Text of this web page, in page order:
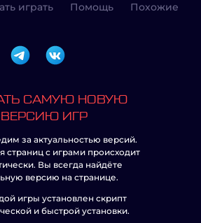
играть Помощь Похожие
САМУЮ НОВУЮ
ВЕРСИЮ ИГР
за актуальностью версий.
страниц с играми происходит
Вы всегда найдёте
версию на странице.
игры установлен скрипт
и быстрой установки.